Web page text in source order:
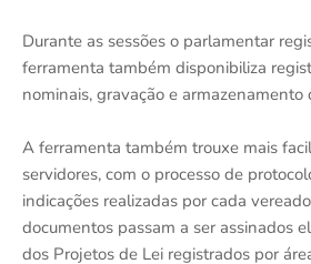
Durante as sessões o parlamentar
ferramenta também disponibiliza
nominais, gravação e armazenamento
A ferramenta também trouxe mais
servidores, com o processo de
indicações realizadas por cada
documentos passam a ser assinados
dos Projetos de Lei registrados por